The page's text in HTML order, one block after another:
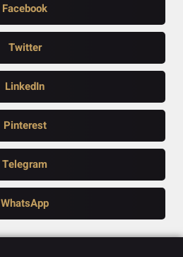
Facebook
Twitter
LinkedIn
Pinterest
Telegram
WhatsApp